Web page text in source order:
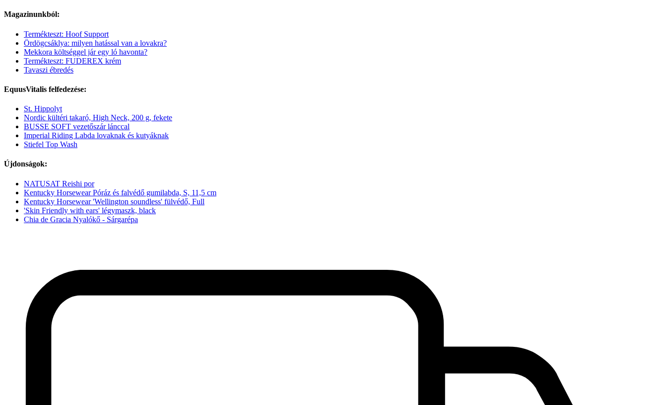
Magazinunkból:
Termékteszt: Hoof Support
Ördögcsáklya: milyen hatással van a lovakra?
Mekkora költséggel jár egy ló havonta?
Termékteszt: FUDEREX krém
Tavaszi ébredés
EquusVitalis felfedezése:
St. Hippolyt
Nordic kültéri takaró, High Neck, 200 g, fekete
BUSSE SOFT vezetőszár lánccal
Imperial Riding Labda lovaknak és kutyáknak
Stiefel Top Wash
Újdonságok:
NATUSAT Reishi por
Kentucky Horsewear Póráz és falvédő gumilabda, S, 11,5 cm
Kentucky Horsewear 'Wellington soundless' fülvédő, Full
'Skin Friendly with ears' légymaszk, black
Chia de Gracia Nyalókő - Sárgarépa